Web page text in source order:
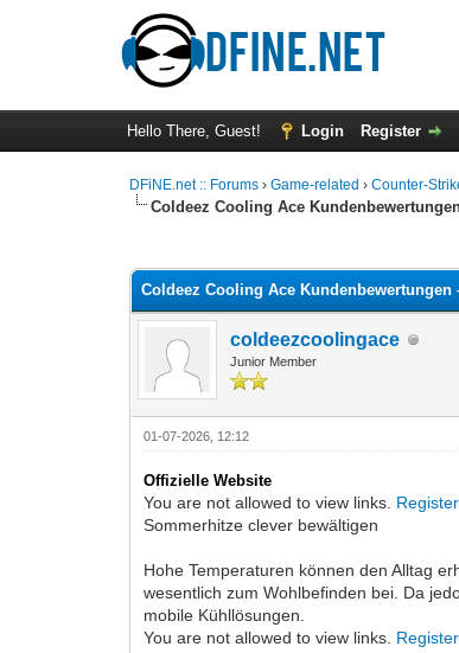
Hello There, Guest! Login Register
DFiNE.net :: Forums ›Game-related ›Counter-
Coldeez Cooling Ace
Coldeez Cooling Ace
coldeezcoolingace
Junior Member
01-07-2026, 12:12
Offizielle Website
You are not allowed to view links. Register
Sommerhitze clever bewältigen
Hohe Temperaturen können den Alltag
wesentlich zum Wohlbefinden bei. Da
mobile Kühllösungen.
You are not allowed to view links. Register